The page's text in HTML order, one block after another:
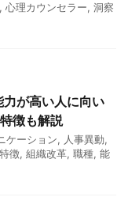
, 心理カウンセラー, 洞察
が高い人に向い
徴も解説
ケーション, 人事異動,
特徴, 組織改革, 職種, 能